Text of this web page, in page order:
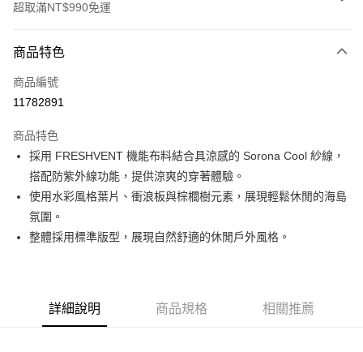
超取滿NT$990免運
信用卡一次付款
超商取貨付款
Apple Pay
運送方式
全家取貨付款<未取貨列黑名單/不支援離島取退>
每筆NT$60，滿NT$990(含以上)免運費
商品特色
商品編號
11782891
商品特色
採用 FRESHVENT 機能布料結合具涼感的 Sorona Cool 紗線，
搭配防紫外線功能，提供涼爽的穿著體驗。
使用水彩風格葉片、衝浪板與棕櫚樹元素，展現輕鬆休閒的海島
氛圍。
整體採用標準版型，展現自然舒適的休閒戶外風格。
詳細說明 商品規格 相關推薦